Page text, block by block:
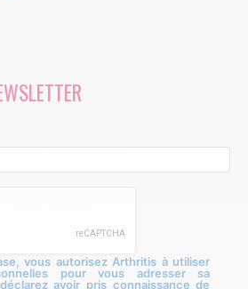
vous autorisez Arthritis à utiliser
pour vous adresser sa
avoir pris connaissance de